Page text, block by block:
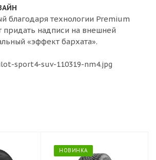
благодаря технологии Premium
придать надписи на внешней
«эффект бархата».
НОВИНКА